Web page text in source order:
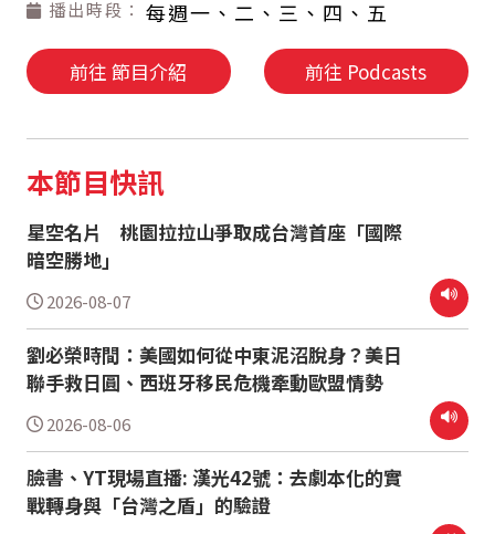
播出時段： 每週一、二、三、四、五
前往 節目介紹 前往 Podcasts
本節目快訊
星空名片 桃園拉拉山爭取成台灣首座「國際
暗空勝地」
2026-08-07
劉必榮時間：美國如何從中東泥沼脫身？美日
聯手救日圓、西班牙移民危機牽動歐盟情勢
2026-08-06
臉書、YT現場直播: 漢光42號：去劇本化的實
戰轉身與「台灣之盾」的驗證